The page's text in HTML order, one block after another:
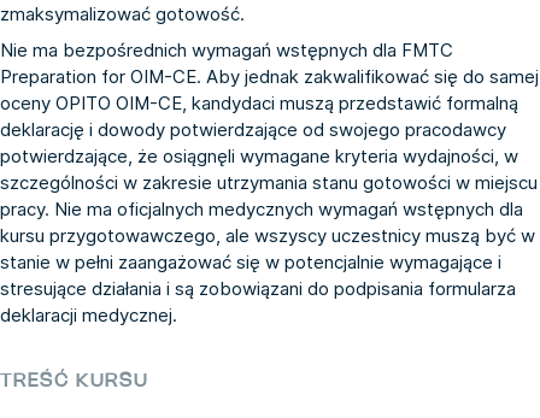
zmaksymalizować gotowość.
Nie ma bezpośrednich wymagań wstępnych dla FMTC
Preparation for OIM-CE. Aby jednak zakwalifikować się do samej
oceny OPITO OIM-CE, kandydaci muszą przedstawić formalną
deklarację i dowody potwierdzające od swojego pracodawcy
potwierdzające, że osiągnęli wymagane kryteria wydajności, w
szczególności w zakresie utrzymania stanu gotowości w miejscu
pracy. Nie ma oficjalnych medycznych wymagań wstępnych dla
kursu przygotowawczego, ale wszyscy uczestnicy muszą być w
stanie w pełni zaangażować się w potencjalnie wymagające i
stresujące działania i są zobowiązani do podpisania formularza
deklaracji medycznej.
TREŚĆ KURSU